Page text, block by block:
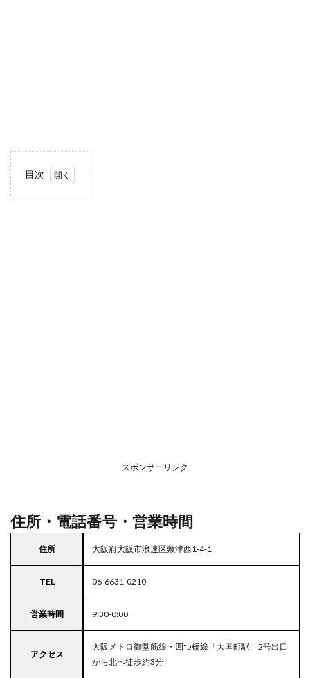
目次
イフ
スポンサーリンク
住所・電話番号・営業時間
住所 大阪府大阪市浪速区敷津西1-4-1
TEL 06-6631-0210
営業時間 9:30-0:00
アクセス
大阪メトロ御堂筋線・四つ橋線「大国町駅」2号出口
から北へ徒歩約3分